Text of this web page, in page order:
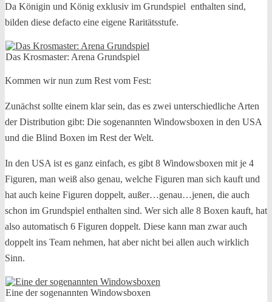
Da Königin und König exklusiv im Grundspiel enthalten sind,
bilden diese defacto eine eigene Raritätsstufe.
Das Krosmaster: Arena Grundspiel
Kommen wir nun zum Rest vom Fest:
Zunächst sollte einem klar sein, das es zwei unterschiedliche Arten
der Distribution gibt: Die sogenannten Windowsboxen in den USA
und die Blind Boxen im Rest der Welt.
In den USA ist es ganz einfach, es gibt 8 Windowsboxen mit je 4
Figuren, man weiß also genau, welche Figuren man sich kauft und
hat auch keine Figuren doppelt, außer…genau…jenen, die auch
schon im Grundspiel enthalten sind. Wer sich alle 8 Boxen kauft, hat
also automatisch 6 Figuren doppelt. Diese kann man zwar auch
doppelt ins Team nehmen, hat aber nicht bei allen auch wirklich
Sinn.
Eine der sogenannten Windowsboxen